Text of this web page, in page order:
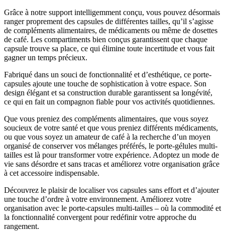
Grâce à notre support intelligemment conçu, vous pouvez désormais
ranger proprement des capsules de différentes tailles, qu’il s’agisse
de compléments alimentaires, de médicaments ou même de dosettes
de café. Les compartiments bien conçus garantissent que chaque
capsule trouve sa place, ce qui élimine toute incertitude et vous fait
gagner un temps précieux.
Fabriqué dans un souci de fonctionnalité et d’esthétique, ce porte-
capsules ajoute une touche de sophistication à votre espace. Son
design élégant et sa construction durable garantissent sa longévité,
ce qui en fait un compagnon fiable pour vos activités quotidiennes.
Que vous preniez des compléments alimentaires, que vous soyez
soucieux de votre santé et que vous preniez différents médicaments,
ou que vous soyez un amateur de café à la recherche d’un moyen
organisé de conserver vos mélanges préférés, le porte-gélules multi-
tailles est là pour transformer votre expérience. Adoptez un mode de
vie sans désordre et sans tracas et améliorez votre organisation grâce
à cet accessoire indispensable.
Découvrez le plaisir de localiser vos capsules sans effort et d’ajouter
une touche d’ordre à votre environnement. Améliorez votre
organisation avec le porte-capsules multi-tailles – où la commodité et
la fonctionnalité convergent pour redéfinir votre approche du
rangement.